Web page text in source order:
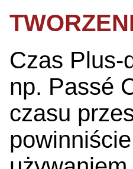
Czas Plus-
np. Passé
czasu